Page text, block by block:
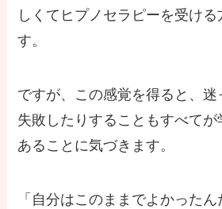
しくてヒプノセラピーを受け
す。
ですが、この感覚を得ると、迷
失敗したりすることもすべて
あることに気づきます。
「自分はこのままでよかった